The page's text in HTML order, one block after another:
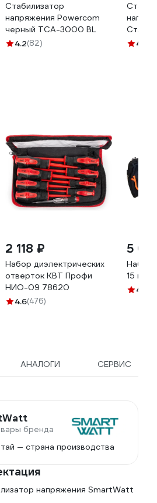
Стабилизатор
напряжения Powercom
черный TCA-3000 BL
4.2(82)
СтАР-
4.6
2 118 ₽
Набор диэлектрических
отверток КВТ Профи
НИО-09 78620
4.6(476)
5
Набор
15
4.4
АНАЛОГИ СЕРВИС
бренда
— страна производства
напряжения SmartWatt